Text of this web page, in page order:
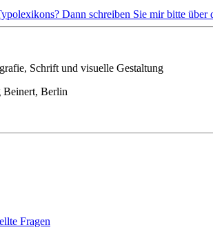
Dann schreiben Sie mir bitte über
Schrift und visuelle Gestaltung
Beinert, Berlin
Fragen